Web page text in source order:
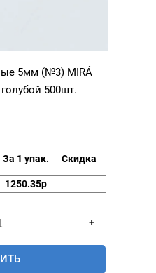
5мм (№3) MIRÁ
500шт.
За 1 упак. Скидка
1250.35р
+